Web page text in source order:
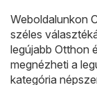
Weboldalunkon
széles
legújabb Otthon
megnézheti a
kategória